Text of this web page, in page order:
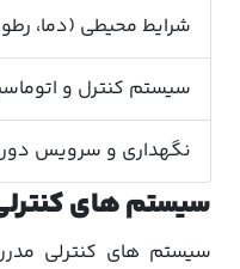
شرایط محیطی (دما،
سیستم کنترل و
نگهداری و سرویس
سیستم های
سیستم های کنترلی